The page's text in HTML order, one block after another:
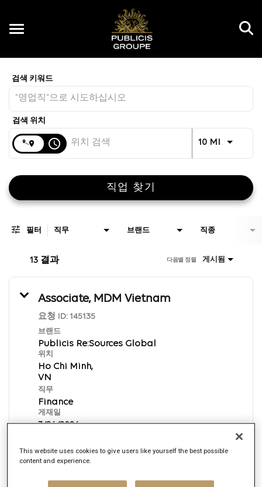
Toggle
KR
access_time 10 MI
직업 찾기
필터 직무 브랜드 직종
13 결과 게시됨
다음별 정렬
Associate, MDM Vietnam
요청 ID: 145135
브랜드
Publicis Re:Sources Global
위치
Ho Chi Minh,
직무
Finance
게재일
3/26/2026
This website uses cookies to give users like yourself the best possible
content and experience.